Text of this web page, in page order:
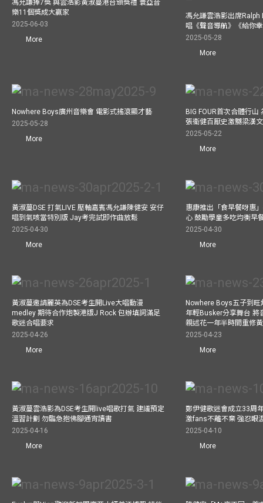
馮允謙捧7獎 與雲浩影黃淑蔓港台頒獎禮 寰亞音
樂11個獎成大贏家
2025-06-03
More
馮允謙雲浩影出席
唱《聲音導航》《給你
2025-05-28
More
Nowhere Boys廣州音樂會 電影式搖滾顯才藝
2025-05-28
More
BIG FOUR首次合體行
張衞健百厭史激嬲梁漢
2025-05-22
More
黃淑蔓DSE 打氣LIVE 壓軸嘉賓馮允謙陳健安 安仔
唱到氣咳當特別版 Jay考完試即作曲放鬆
2025-04-30
More
惠康推出「食早餐呀惠
心 鼓勵學童多吃均衡早
2025-04-30
More
黃淑蔓邀請麗英為DSE考生開Live大唱動漫
medley 期待合作炮製港版J Rock 包辦填詞滿足
歌迷合唱要求
2025-04-26
More
Nowhere Boys五子到
年輕Busker分享舞台 將
親述花一年半時間重修
2025-04-23
More
黃淑蔓雲浩影為DSE考生開live唱歌打氣 建議預定
溫習計劃 勿臨急抱佛腳通宵讀書
2025-04-16
More
鄭伊健歌迷會成立33周
激fans不離不棄 強忍眼
2025-04-10
More